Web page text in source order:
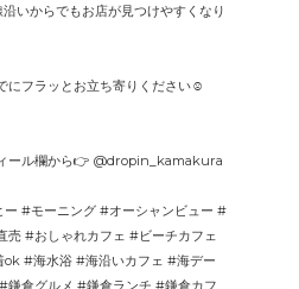
いからでもお店が見つけやすくなり
にフラッとお立ち寄りください☺︎
ール欄から👉 @dropin_kamakura
#モーニング #オーシャンビュー #
#おしゃれカフェ #ビーチカフェ
#海水浴 #海沿いカフェ #海デー
鎌倉グルメ #鎌倉ランチ #鎌倉カフ